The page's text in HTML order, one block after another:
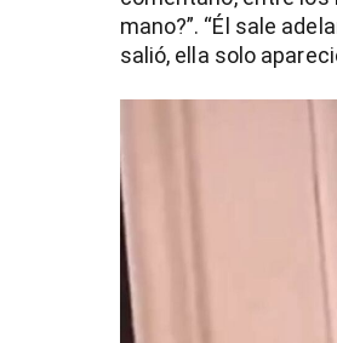
mano?”. “Él sale
salió, ella solo